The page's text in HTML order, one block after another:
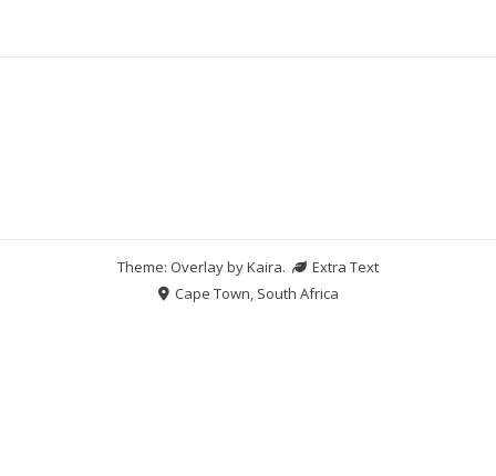
Theme: Overlay byKaira.
Extra Text
Cape Town, South Africa